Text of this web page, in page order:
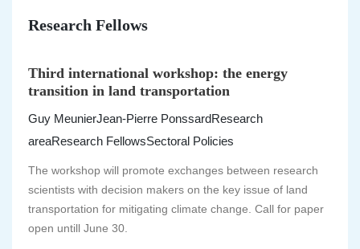
Research Fellows
Third international workshop: the energy
transition in land transportation
Guy MeunierJean-Pierre PonssardResearch
areaResearch FellowsSectoral Policies
The workshop will promote exchanges between research
scientists with decision makers on the key issue of land
transportation for mitigating climate change. Call for paper
open untill June 30.